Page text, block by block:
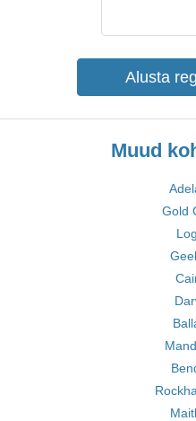
Alusta
Muud
Gold